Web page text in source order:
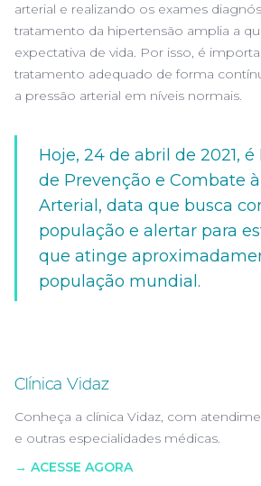
arterial e realizando os exames
tratamento da hipertensão amplia a
expectativa de vida. Por isso, é
tratamento adequado de forma
a pressão arterial em níveis normais.
Hoje, 24 de abril de 2021, é
de Prevenção e Combate
Arterial, data que busca
população e alertar para
que atinge
população mundial.
Clínica Vidaz
Conheça a clínica Vidaz, com
e outras especialidades médicas.
→ ACESSE AGORA